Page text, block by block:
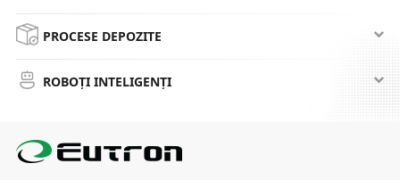
PROCESE DEPOZITE
ROBOȚI INTELIGENȚI